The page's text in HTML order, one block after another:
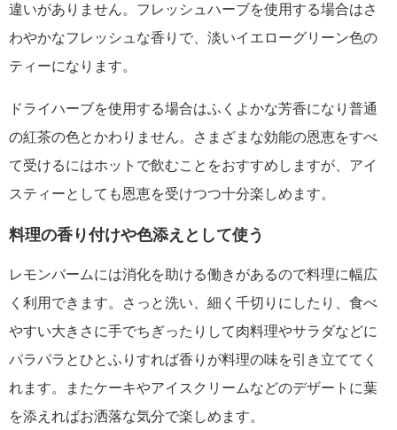
違いがありません。フレッシュハーブを使用する場合はさ
わやかなフレッシュな香りで、淡いイエローグリーン色の
ティーになります。
ドライハーブを使用する場合はふくよかな芳香になり普通
の紅茶の色とかわりません。さまざまな効能の恩恵をすべ
て受けるにはホットで飲むことをおすすめしますが、アイ
スティーとしても恩恵を受けつつ十分楽しめます。
料理の香り付けや色添えとして使う
レモンバームには消化を助ける働きがあるので料理に幅広
く利用できます。さっと洗い、細く千切りにしたり、食べ
やすい大きさに手でちぎったりして肉料理やサラダなどに
パラパラとひとふりすれば香りが料理の味を引き立ててく
れます。またケーキやアイスクリームなどのデザートに葉
を添えればお洒落な気分で楽しめます。